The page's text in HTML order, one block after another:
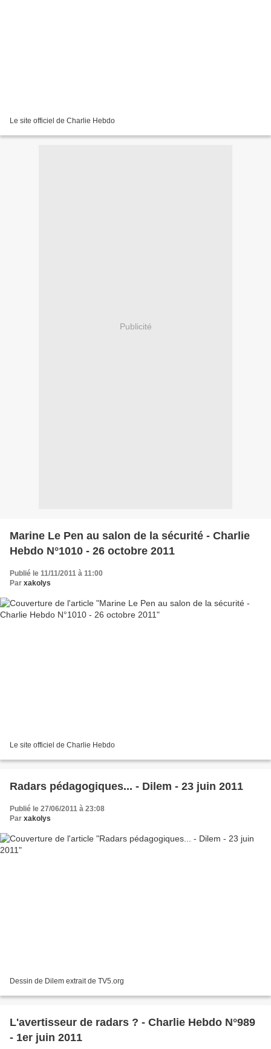
Le site officiel de Charlie Hebdo
Publicité
Marine Le Pen au salon de la sécurité - Charlie
Hebdo N°1010 - 26 octobre 2011
Publié le 11/11/2011 à 11:00
Par xakolys
Le site officiel de Charlie Hebdo
Radars pédagogiques... - Dilem - 23 juin 2011
Publié le 27/06/2011 à 23:08
Par xakolys
Dessin de Dilem extrait de TV5.org
L'avertisseur de radars ? - Charlie Hebdo N°989
- 1er juin 2011